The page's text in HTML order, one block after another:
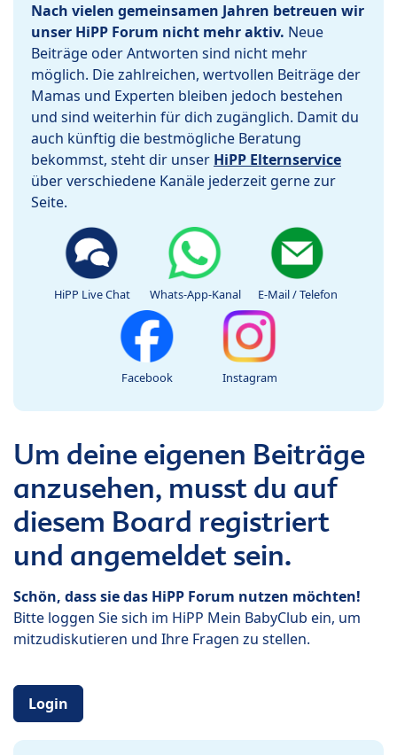
Nach vielen gemeinsamen Jahren betreuen wir
unser HiPP Forum nicht mehr aktiv. Neue
Beiträge oder Antworten sind nicht mehr
möglich. Die zahlreichen, wertvollen Beiträge der
Mamas und Experten bleiben jedoch bestehen
und sind weiterhin für dich zugänglich. Damit du
auch künftig die bestmögliche Beratung
bekommst, steht dir unser HiPP Elternservice
über verschiedene Kanäle jederzeit gerne zur
Seite.
HiPP Live Chat Whats-App-Kanal E-Mail / Telefon
Facebook Instagram
Um deine eigenen Beiträge
anzusehen, musst du auf
diesem Board registriert
und angemeldet sein.
Schön, dass sie das HiPP Forum nutzen möchten!
Bitte loggen Sie sich im HiPP Mein BabyClub ein, um
mitzudiskutieren und Ihre Fragen zu stellen.
Login